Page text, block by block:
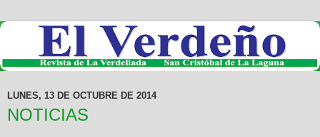
LUNES, 13 DE OCTUBRE DE 2014
NOTICIAS